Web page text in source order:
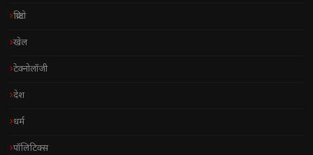
क्रिप्टो
खेल
टेक्नोलॉजी
देश
धर्म
पॉलिटिक्स